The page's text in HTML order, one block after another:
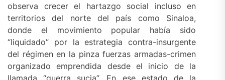
observa crecer el hartazgo social incluso en
territorios del norte del país como Sinaloa,
donde el movimiento popular había sido
“liquidado” por la estrategia contra-insurgente
del régimen en la pinza fuerzas armadas-crimen
organizado emprendida desde el inicio de la